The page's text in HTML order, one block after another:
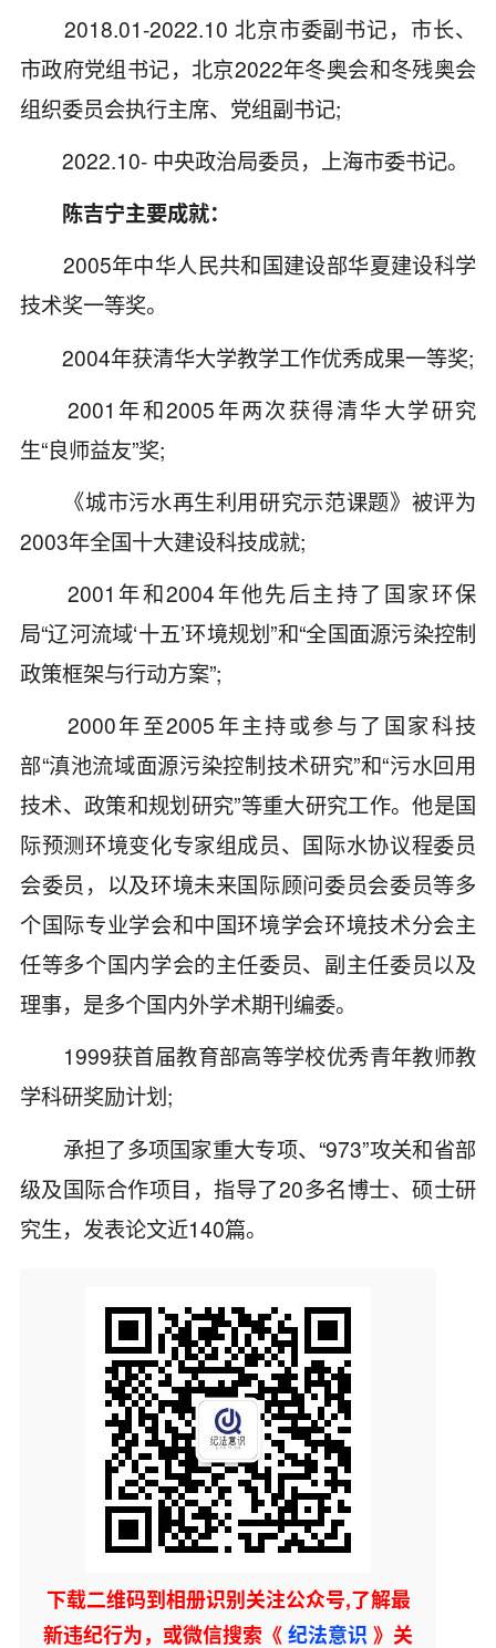
2018.01-2022.10 北京市委副书记，市长、
市政府党组书记，北京2022年冬奥会和冬残奥会
组织委员会执行主席、党组副书记;
2022.10- 中央政治局委员，上海市委书记。
陈吉宁主要成就：
2005年中华人民共和国建设部华夏建设科学
技术奖一等奖。
2004年获清华大学教学工作优秀成果一等奖;
2001年和2005年两次获得清华大学研究
生“良师益友”奖;
《城市污水再生利用研究示范课题》被评为
2003年全国十大建设科技成就;
2001年和2004年他先后主持了国家环保
局“辽河流域‘十五’环境规划”和“全国面源污染控制
政策框架与行动方案”;
2000年至2005年主持或参与了国家科技
部“滇池流域面源污染控制技术研究”和“污水回用
技术、政策和规划研究”等重大研究工作。他是国
际预测环境变化专家组成员、国际水协议程委员
会委员，以及环境未来国际顾问委员会委员等多
个国际专业学会和中国环境学会环境技术分会主
任等多个国内学会的主任委员、副主任委员以及
理事，是多个国内外学术期刊编委。
1999获首届教育部高等学校优秀青年教师教
学科研奖励计划;
承担了多项国家重大专项、“973”攻关和省部
级及国际合作项目，指导了20多名博士、硕士研
究生，发表论文近140篇。
下载二维码到相册识别关注公众号,了解最
新违纪行为，或微信搜索《纪法意识》关